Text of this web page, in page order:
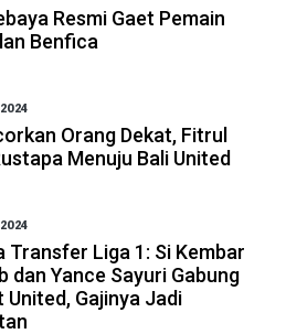
Resmi Gaet Pemain
Benfica
Orang Dekat, Fitrul
Menuju Bali United
Transfer Liga 1: Si Kembar
dan Yance Sayuri Gabung
United, Gajinya Jadi